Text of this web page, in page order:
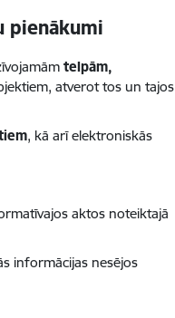
pienākumi
telpām,
atverot tos un tajos
, kā arī elektroniskās
aktos noteiktajā
informācijas nesējos